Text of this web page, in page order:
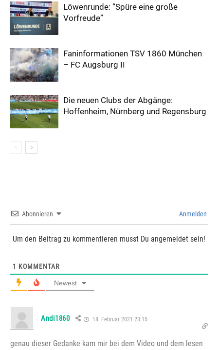
Löwenrunde: “Spüre eine große
Vorfreude”
Faninformationen TSV 1860 München
– FC Augsburg II
Die neuen Clubs der Abgänge:
Hoffenheim, Nürnberg und Regensburg
Abonnieren Anmelden
Um den Beitrag zu kommentieren musst Du angemeldet sein!
1 KOMMENTAR
Newest
Andi1860 18. Februar 2021 23:15
genau dieser Gedanke kam mir bei dem Video und dem lesen